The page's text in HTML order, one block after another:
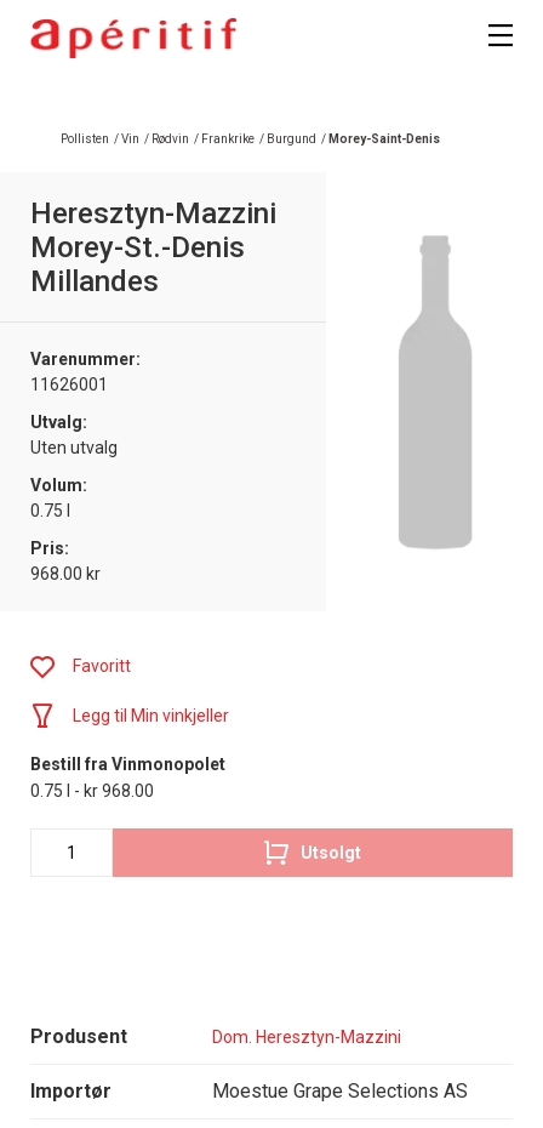
Pollisten /Vin / Rødvin / Frankrike / Burgund / Morey-Saint-Denis
Heresztyn-Mazzini
Morey-St.-Denis
Millandes
Varenummer:
11626001
Utvalg:
Uten utvalg
Volum:
0.75 l
Pris:
968.00 kr
Produsent Dom. Heresztyn-Mazzini
Importør Moestue Grape Selections AS
Favoritt
Legg til Min vinkjeller
Bestill fra Vinmonopolet
0.75 l - kr 968.00
Utsolgt